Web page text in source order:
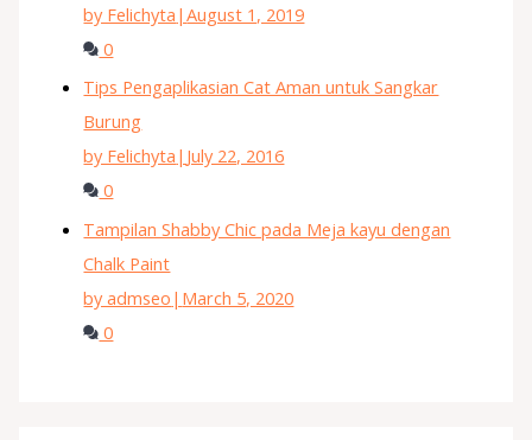
by Felichyta |August 1, 2019
0
Tips Pengaplikasian Cat Aman untuk Sangkar
Burung
by Felichyta | July 22, 2016
0
Tampilan Shabby Chic pada Meja kayu dengan
Chalk Paint
by admseo | March 5, 2020
0